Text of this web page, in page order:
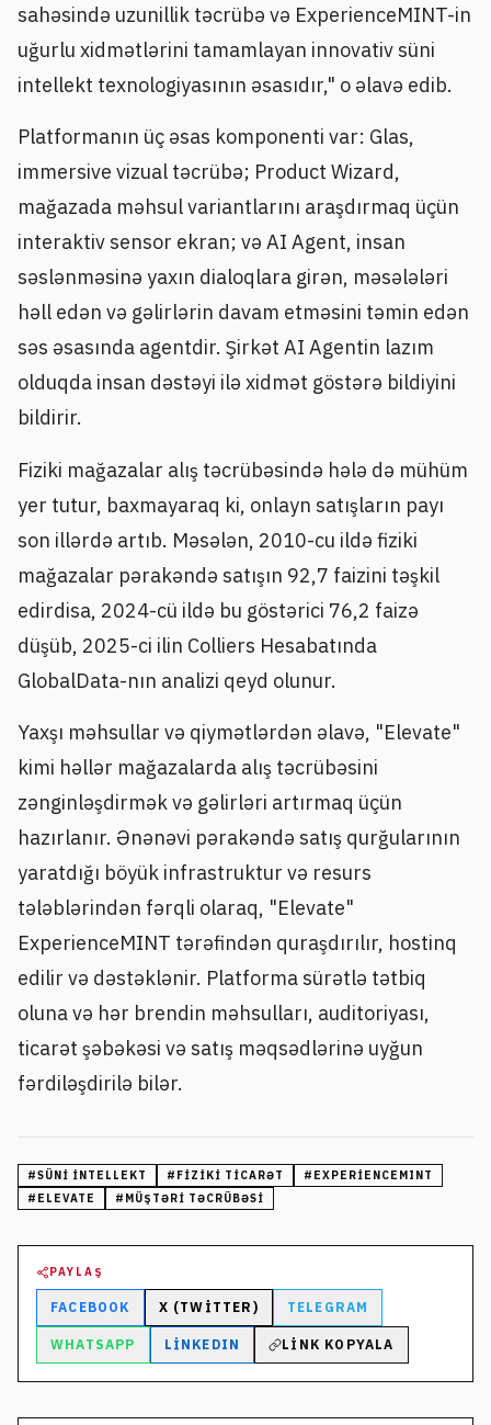
sahəsində uzunillik təcrübə və ExperienceMINT-in
uğurlu xidmətlərini tamamlayan innovativ süni
intellekt texnologiyasının əsasıdır," o əlavə edib.
Platformanın üç əsas komponenti var: Glas,
immersive vizual təcrübə; Product Wizard,
mağazada məhsul variantlarını araşdırmaq üçün
interaktiv sensor ekran; və AI Agent, insan
səslənməsinə yaxın dialoqlara girən, məsələləri
həll edən və gəlirlərin davam etməsini təmin edən
səs əsasında agentdir. Şirkət AI Agentin lazım
olduqda insan dəstəyi ilə xidmət göstərə bildiyini
bildirir.
Fiziki mağazalar alış təcrübəsində hələ də mühüm
yer tutur, baxmayaraq ki, onlayn satışların payı
son illərdə artıb. Məsələn, 2010-cu ildə fiziki
mağazalar pərakəndə satışın 92,7 faizini təşkil
edirdisa, 2024-cü ildə bu göstərici 76,2 faizə
düşüb, 2025-ci ilin Colliers Hesabatında
GlobalData-nın analizi qeyd olunur.
Yaxşı məhsullar və qiymətlərdən əlavə, "Elevate"
kimi həllər mağazalarda alış təcrübəsini
zənginləşdirmək və gəlirləri artırmaq üçün
hazırlanır. Ənənəvi pərakəndə satış qurğularının
yaratdığı böyük infrastruktur və resurs
tələblərindən fərqli olaraq, "Elevate"
ExperienceMINT tərəfindən quraşdırılır, hostinq
edilir və dəstəklənir. Platforma sürətlə tətbiq
oluna və hər brendin məhsulları, auditoriyası,
ticarət şəbəkəsi və satış məqsədlərinə uyğun
fərdiləşdirilə bilər.
#SÜNI INTELLEKT # FIZIKI TICARƏT # EXPERIENCEMINT
# ELEVATE # MÜŞTƏRI TƏCRÜBƏSI
PAYLAŞ
FACEBOOK X (TWITTER) TELEGRAM
WHATSAPP LINKEDIN LINK KOPYALA